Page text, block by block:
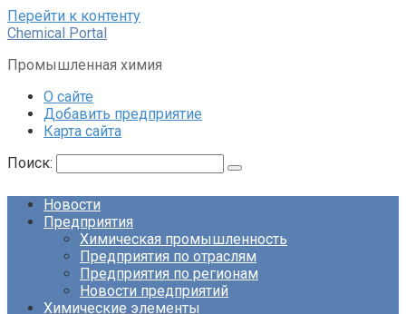
Перейти к контенту
Chemical Portal
Промышленная химия
О сайте
Добавить предприятие
Карта сайта
Поиск:
Новости
Предприятия
Химическая промышленность
Предприятия по отраслям
Предприятия по регионам
Новости предприятий
Химические элементы